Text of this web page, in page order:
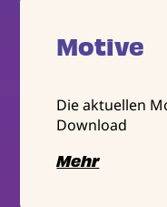
Motive
Die aktuellen
Download
Mehr